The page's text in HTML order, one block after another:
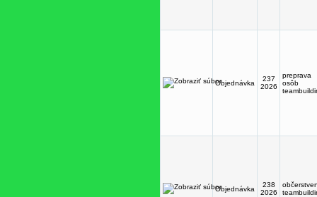
Objednávka
237
2026
preprava
osôb
Objednávka
238
2026